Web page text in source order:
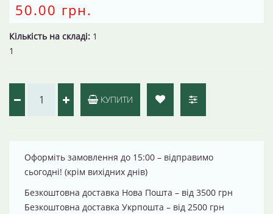
50.00 грн.
Кількість на складі: 1
1
КУПИТИ
Оформіть замовлення до 15:00 – відправимо
сьогодні! (крім вихідних днів)
Безкоштовна доставка Нова Пошта – від 3500 грн
Безкоштовна доставка Укрпошта – від 2500 грн